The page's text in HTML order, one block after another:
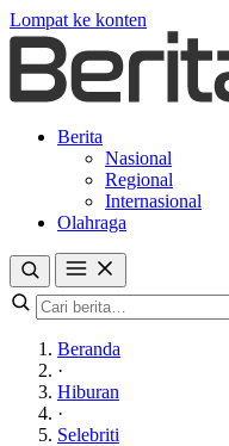
Lompat ke konten
Berita
Nasional
Regional
Internasional
Olahraga
Beranda
·
Hiburan
·
Selebriti